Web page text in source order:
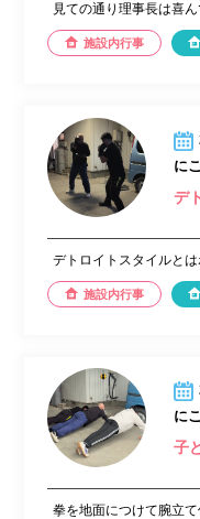
見ての通り理事長は喜
施設内行事
に
デ
デトロイトスタイルとは
施設内行事
に
子
拳を地面につけて腕立て